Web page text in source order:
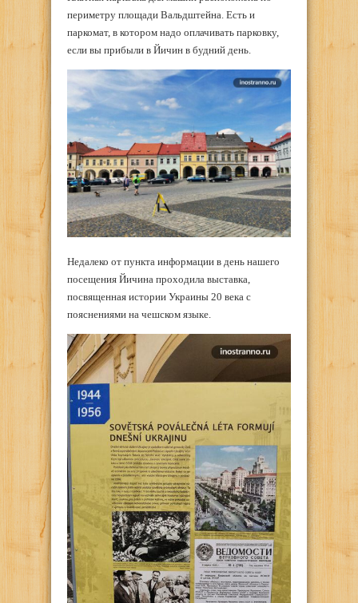
периметру площади Вальдштейна. Есть и
паркомат, в котором надо оплачивать парковку,
если вы прибыли в Йичин в будний день.
Недалеко от пункта информации в день нашего
посещения Йичина проходила выставка,
посвященная истории Украины 20 века с
пояснениями на чешском языке.